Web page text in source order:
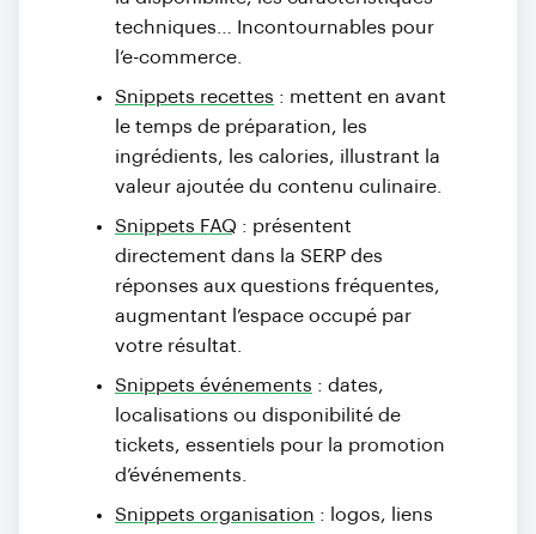
techniques… Incontournables pour
l’e-commerce.
Snippets recettes : mettent en avant
le temps de préparation, les
ingrédients, les calories, illustrant la
valeur ajoutée du contenu culinaire.
Snippets FAQ : présentent
directement dans la SERP des
réponses aux questions fréquentes,
augmentant l’espace occupé par
votre résultat.
Snippets événements : dates,
localisations ou disponibilité de
tickets, essentiels pour la promotion
d’événements.
Snippets organisation : logos, liens